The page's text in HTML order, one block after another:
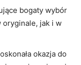
bogaty wybór
jak i w
okazja do⁢